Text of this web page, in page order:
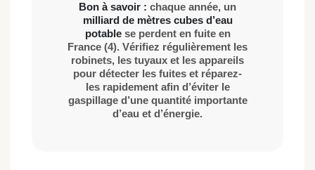
Bon à savoir : chaque année, un
milliard de mètres cubes d’eau
potable se perdent en fuite en
France (4). Vérifiez régulièrement les
robinets, les tuyaux et les appareils
pour détecter les fuites et réparez-
les rapidement afin d’éviter le
gaspillage d’une quantité importante
d’eau et d’énergie.